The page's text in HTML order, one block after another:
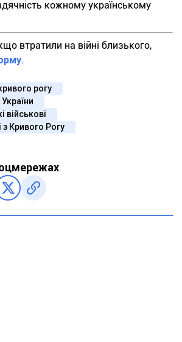
кожному українському
втратили на війні близького,
.
рогу
України
військові
з Кривого Рогу